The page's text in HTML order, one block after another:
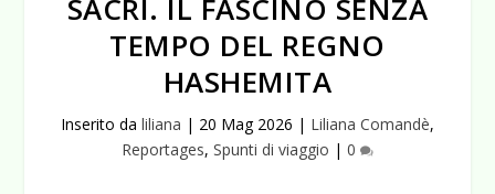
SACRI. IL FASCINO SENZA
TEMPO DEL REGNO
HASHEMITA
Inserito da liliana | 20 Mag 2026 | Liliana Comandè,
Reportages, Spunti di viaggio | 0